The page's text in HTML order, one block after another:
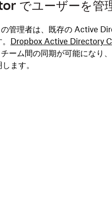
でユーザーを管
管理者は、既存の Active
Dropbox Active Directory
ーム間の同期が可能になり
ます。